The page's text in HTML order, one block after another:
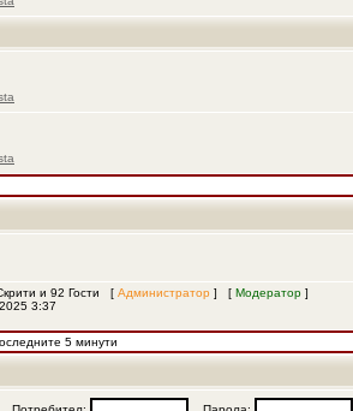
и 92 Гости [ Администратор ] [ Модератор ]
3:37
5 минути